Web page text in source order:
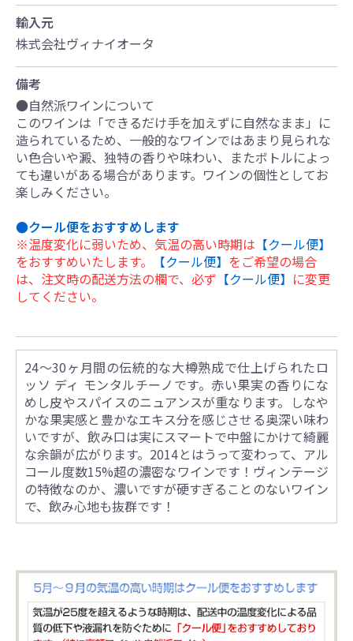
輸入元
株式会社ヴィナイオータ
備考
●自然派ワインについて
このワインは「できるだけ手を加えずに自然なまま」に
造られているため、一般的なワインではあまり見られな
い色合いや澱、独特の香りや味わい、またボトルによっ
ても違いがある場合があります。ワインの個性としてお
楽しみください。
●クール便をおすすめします
※温度変化に弱いため、気温の高い時期は 【クール便】
をおすすめいたします。
【クール便】 をご希望の場合
は、注文時の配送方法の欄で、必ず 【クール便】 に変更
してください。
24～30ヶ月間の伝統的な大樽熟成で仕上げられたロ
ッソ ディ モンタルチーノです。赤い果実の香りにな
めし皮やスパイスのニュアンスが重なります。しなや
かな果実感と豊かなエキス分を感じさせる奥深い味わ
いですが、飲み口は実にスマートで中盤にかけて綺麗
な余韻が広がります。2014とはうって変わって、アル
コール度数15%超の濃密なワインです！ヴィンテージ
の特徴なのか、濃いですが硬すぎることのないワイン
で、飲み心地も抜群です！